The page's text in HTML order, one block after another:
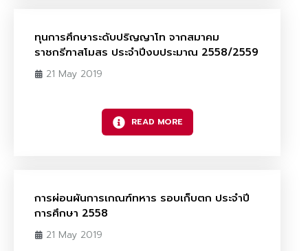
ทุนการศึกษาระดับปริญญาโท จากสมาคม
ราชกรีฑาสโมสร ประจำปีงบประมาณ 2558/2559
21 May 2019
READ MORE
การผ่อนผันการเกณฑ์ทหาร รอบเก็บตก ประจำปี
การศึกษา 2558
21 May 2019